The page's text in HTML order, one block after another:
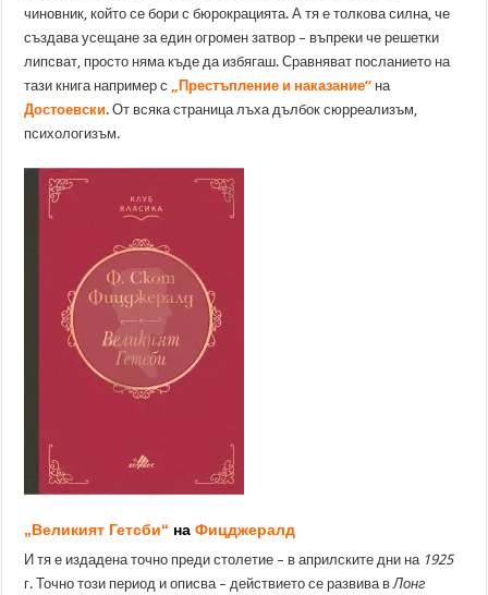
чиновник, който се бори с бюрокрацията. А тя е толкова силна, че
създава усещане за един огромен затвор – въпреки че решетки
липсват, просто няма къде да избягаш. Сравняват посланието на
тази книга например с „Престъпление и наказание“ на
Достоевски. От всяка страница лъха дълбок сюрреализъм,
психологизъм.
„Великият Гетсби“ наФицджералд
И тя е издадена точно преди столетие – в априлските дни на 1925
г. Точно този период и описва – действието се развива вЛонг